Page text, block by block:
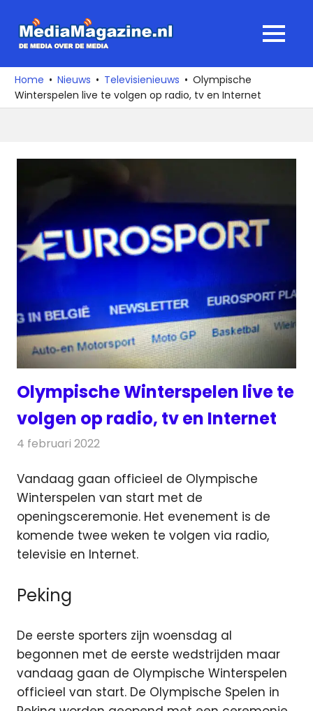
naar
media
over
de
MENU
Home Nieuws Televisienieuws
Olympische
Winterspelen live te volgen op radio, tv en Internet
Olympische Winterspelen live te
volgen op radio, tv en Internet
4 februari 2022
Vandaag gaan officieel de Olympische
Winterspelen van start met de
openingsceremonie. Het evenement is de
komende twee weken te volgen via radio,
televisie en Internet.
Peking
De eerste sporters zijn woensdag al
begonnen met de eerste wedstrijden maar
vandaag gaan de Olympische Winterspelen
officieel van start. De Olympische Spelen in